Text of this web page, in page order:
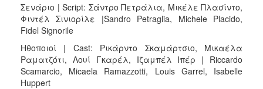
Σενάριο | Script: Σάντρο Πετράλια, Μικέλε Πλασίντο,
Φιντέλ Σινιορίλε |Sandro Petraglia, Michele Placido,
Fidel Signorile
Ηθοποιοί | Cast: Ρικάρντο Σκαμάρτσιο, Μικαέλα
Ραματζότι, Λουί Γκαρέλ, Ιζαμπέλ Ιπέρ | Riccardo
Scamarcio, Micaela Ramazzotti, Louis Garrel, Isabelle
Huppert